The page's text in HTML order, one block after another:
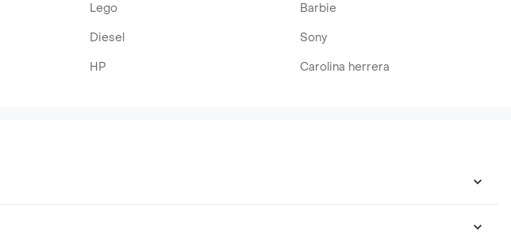
Lego
Barbie
Diesel
Sony
HP Carolina herrera